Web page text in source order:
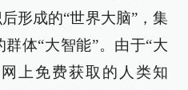
形成的“世界大脑”，集
体“大智能”。由于“大
上免费获取的人类知